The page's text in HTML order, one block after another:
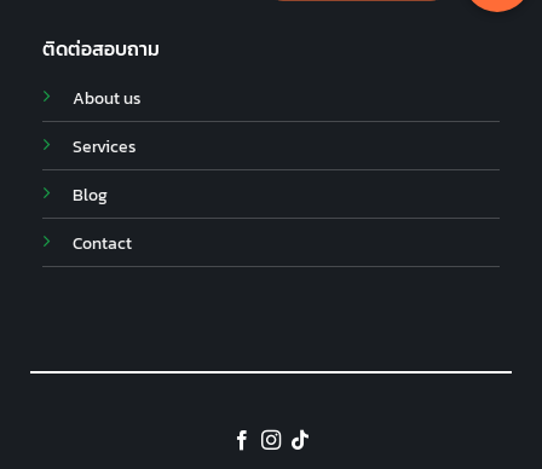
ติดต่อสอบถาม
About us
Services
Blog
Contact